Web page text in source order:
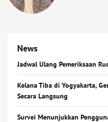
News
Jadwal Ulang Pemeriksaan
Kelana Tiba di Yogyakarta,
Secara Langsung
Survei Menunjukkan